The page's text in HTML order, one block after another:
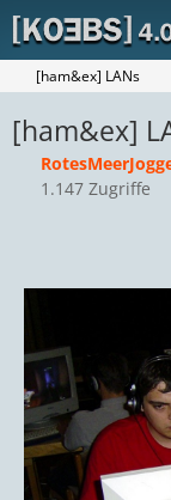
[ham&ex] LANs
[ham&ex]
1.147 Zugriffe